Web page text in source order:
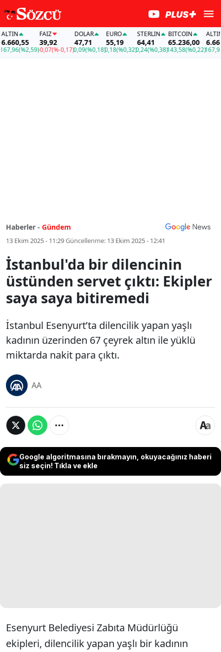
(%2,59)
FAİZ
39,92
-0,07(%-0,17)
DOLAR
47,71
0,09(%0,18)
EURO
55,19
0,18(%0,32)
STERLIN
64,41
0,24(%0,38)
BITCOIN
65.236,00
143,58(%0,22)
ALTIN
167,96
Haberler - Gündem
13 Ekim 2025 - 11:29Güncellenme: 13 Ekim 2025 - 12:41
İstanbul'da bir dilencinin
üstünden servet çıktı: Ekipler
saya saya bitiremedi
İstanbul Esenyurt’ta dilencilik yapan yaşlı
kadının üzerinden 67 çeyrek altın ile yüklü
miktarda nakit para çıktı.
AA
Google algoritmasına bırakmayın, okuyacağınız haberi
siz seçin! Tıkla ve ekle
Esenyurt Belediyesi Zabıta Müdürlüğü
ekipleri, dilencilik yapan yaşlı bir kadının